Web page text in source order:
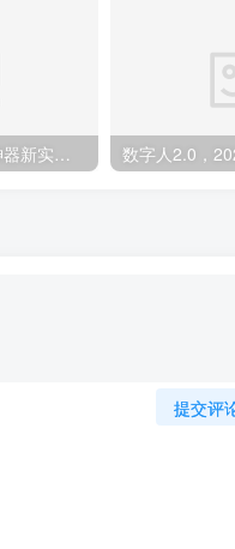
视频号赛道2.0：AI神器新实践！另辟蹊径！五分钟一条作品，小白变高手…
提交评